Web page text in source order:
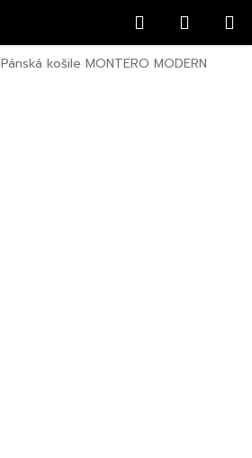
Hledat
KOŠÍK
Pánská košile MONTERO MODERN